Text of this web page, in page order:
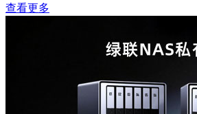
查看更多